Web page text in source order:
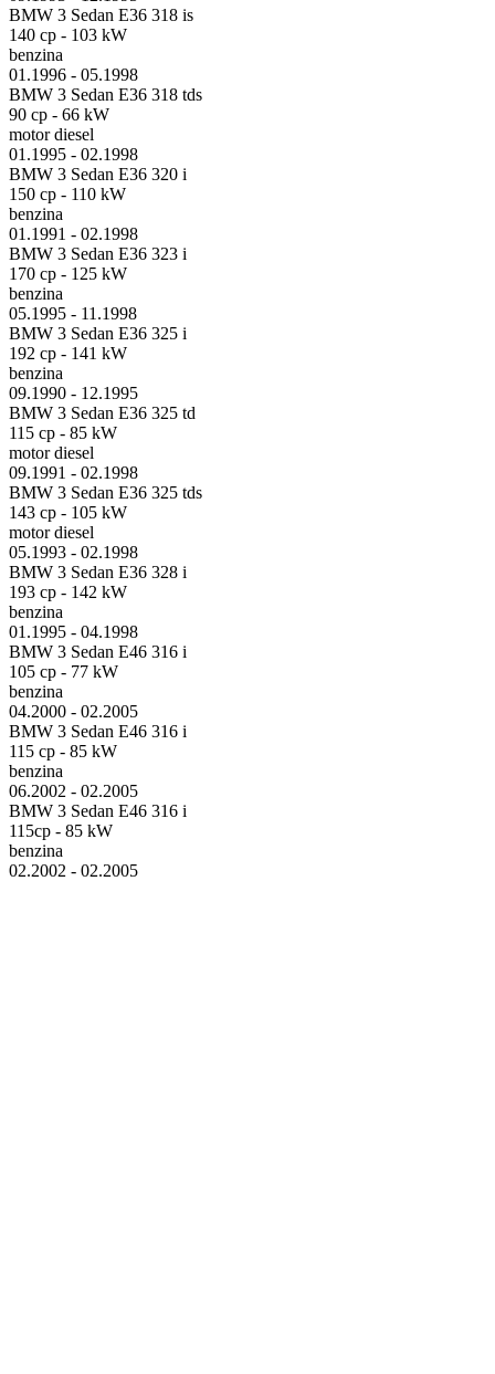
BMW 3 Sedan E36 318 is
140 cp - 103 kW
benzina
01.1996 - 05.1998
BMW 3 Sedan E36 318 tds
90 cp - 66 kW
motor diesel
01.1995 - 02.1998
BMW 3 Sedan E36 320 i
150 cp - 110 kW
benzina
01.1991 - 02.1998
BMW 3 Sedan E36 323 i
170 cp - 125 kW
benzina
05.1995 - 11.1998
BMW 3 Sedan E36 325 i
192 cp - 141 kW
benzina
09.1990 - 12.1995
BMW 3 Sedan E36 325 td
115 cp - 85 kW
motor diesel
09.1991 - 02.1998
BMW 3 Sedan E36 325 tds
143 cp - 105 kW
motor diesel
05.1993 - 02.1998
BMW 3 Sedan E36 328 i
193 cp - 142 kW
benzina
01.1995 - 04.1998
BMW 3 Sedan E46 316 i
105 cp - 77 kW
benzina
04.2000 - 02.2005
BMW 3 Sedan E46 316 i
115 cp - 85 kW
benzina
06.2002 - 02.2005
BMW 3 Sedan E46 316 i
115cp - 85 kW
benzina
02.2002 - 02.2005